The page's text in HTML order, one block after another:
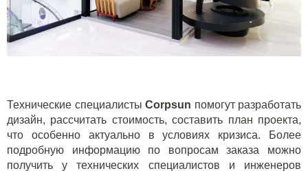
Технические специалисты Corpsun помогут разработать
дизайн, рассчитать стоимость, составить план проекта,
что особенно актуально в условиях кризиса. Более
подробную информацию по вопросам заказа можно
получить у технических специалистов и инженеров